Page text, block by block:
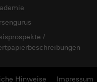
/
Hinweise Impressum